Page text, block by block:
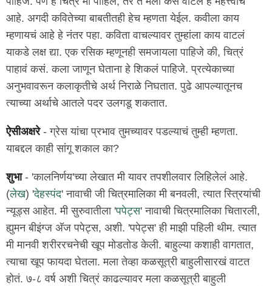
आहे. अगदी कवितेच्या बाबतीतही हेच म्हणता येईल. कवीला काय
म्हणायचं आहे हे नंतर पहा. कविता वाचल्यावर तुम्हांला काय वाटलं
याकडे लक्ष द्या. एक रसिक म्हणूनही समजायला पाहिजे की, चित्रं
पाहावं कसं. कला जाणून घेताना हे शिकलं पाहिजे. प्रत्येकाच्या
अनुभवावरून कलाकृतीचे अर्थ निराळे निघतात. पुढे आपल्यातूनच
त्याच्या अर्थाचे आतले पदर उलगडू शकतात.
ऐसीअक्षरे- ग्रेस यांचा प्रभाव तुमच्यावर पडल्याचं तुम्ही म्हणता.
याबद्दल काही सांगू शकाल का?
शुभा- 'कालनिर्णय'च्या लेखात मी यावर तपशीलवार लिहिलेलं आहे.
(लेख) 'देहस्पंद' नावाची जी चित्रमालिका मी बनवली, त्यात स्त्रियांची
न्यूड्स आहेत. मी सुरुवातीला 'पपेट्स' नावाची चित्रमालिका चितारली,
ह्युमन बीइंग्ज अ‍ॅज पपेट्स, अशी. 'पपेट्स' ही माझी पहिली थीम. त्यात
मी मानवी शरीररचनेची खूप मोडतोड केली. बाहुल्या कशाही वागतात,
त्याचा खूप फायदा घेतला. मला तेव्हा कळसूत्री बाहुलीसारखं वाटत
होतं. ७-८ वर्ष अशी चित्रं काढल्यावर मला कळसूत्री बाहुली